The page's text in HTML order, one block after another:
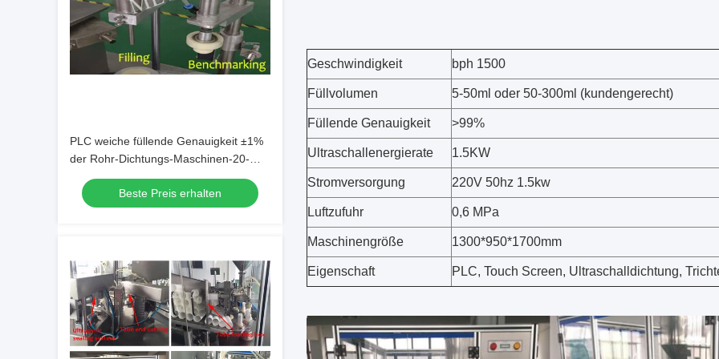
PLC weiche füllende Genauigkeit ±1%
der Rohr-Dichtungs-Maschinen-20-
25pcs/min
Beste Preis erhalten
Geschwindigkeit bph 1500
Füllvolumen 5-50ml oder 50-300ml (kundengerecht)
Füllende Genauigkeit >99%
Ultraschallenergierate 1.5KW
Stromversorgung 220V 50hz 1.5kw
Luftzufuhr 0,6 MPa
Maschinengröße 1300*950*1700mm
Eigenschaft PLC, Touch Screen, Ultraschalldichtung,